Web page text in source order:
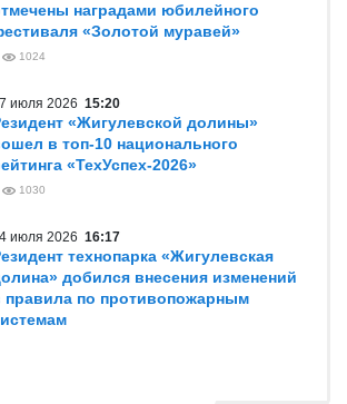
наградами юбилейного
«Золотой муравей»
1024
июля 2026 15:20
«Жигулевской долины»
в топ-10 национального
«ТехУспех-2026»
1030
июля 2026 16:17
технопарка «Жигулевская
добился внесения изменений
правила по противопожарным